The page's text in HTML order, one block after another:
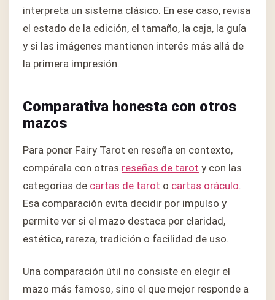
interpreta un sistema clásico. En ese caso, revisa
el estado de la edición, el tamaño, la caja, la guía
y si las imágenes mantienen interés más allá de
la primera impresión.
Comparativa honesta con otros
mazos
Para poner Fairy Tarot en reseña en contexto,
compárala con otras reseñas de tarot y con las
categorías de cartas de tarot o cartas oráculo.
Esa comparación evita decidir por impulso y
permite ver si el mazo destaca por claridad,
estética, rareza, tradición o facilidad de uso.
Una comparación útil no consiste en elegir el
mazo más famoso, sino el que mejor responde a